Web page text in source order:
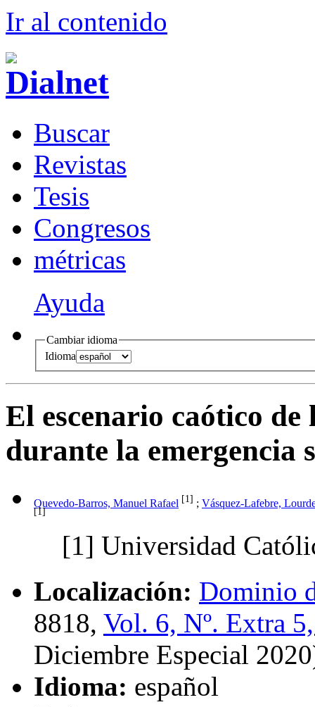
Ir al contenido
Buscar
Revistas
Tesis
Congresos
métricas
Ayuda
Cambiar idioma
Idioma
El escenario caótico
durante la emergencia
Quevedo-Barros, Manuel Rafael [1] ; Vásquez-Lafebre,
[1]
[1] Universidad
Localización: Dominio
8818, Vol. 6, Nº. Extra
Diciembre Especial
Idioma: español